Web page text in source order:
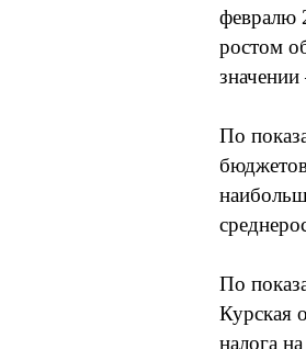
февралю
ростом
По
По
Курская
налога